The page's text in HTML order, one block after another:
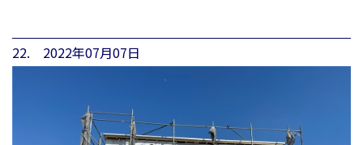
22. 2022年07月07日